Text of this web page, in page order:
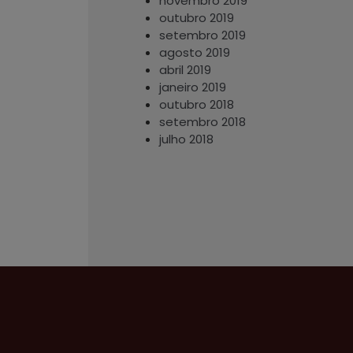
outubro 2019
setembro 2019
agosto 2019
abril 2019
janeiro 2019
outubro 2018
setembro 2018
julho 2018